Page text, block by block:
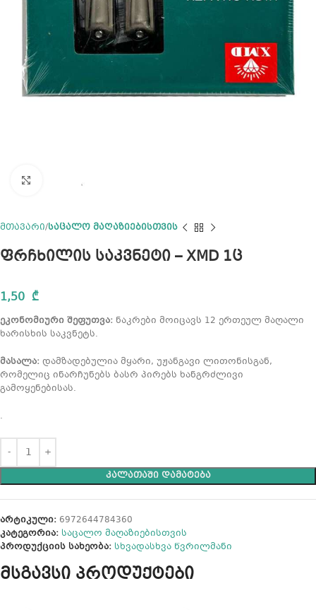
მთავარი საცალო მაღაზიებისთვის
ფრჩხილის საკვნეტი – XMD 1ც
1,50 ₾
ეკონომიური შეფუთვა: ნაკრები მოიცავს 12 ერთეულ მაღალი
ხარისხის საკვნეტს.
მასალა: დამზადებულია მყარი, უჟანგავი ლითონისგან,
რომელიც ინარჩუნებს ბასრ პირებს ხანგრძლივი
გამოყენებისას.
.
ᲙᲐᲚᲐᲗᲐᲨᲘ ᲓᲐᲛᲐᲢᲔᲑᲐ
არტიკული: 6972644784360
კატეგორია: საცალო მაღაზიებისთვის
პროდუქციის სახეობა: სხვადასხვა წვრილმანი
მსგავსი პროდუქტები